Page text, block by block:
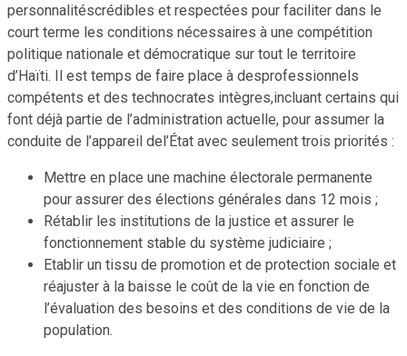
personnalitéscrédibles et respectées pour faciliter dans le
court terme les conditions nécessaires à une compétition
politique nationale et démocratique sur tout le territoire
d’Haïti. Il est temps de faire place à desprofessionnels
compétents et des technocrates intègres,incluant certains qui
font déjà partie de l’administration actuelle, pour assumer la
conduite de l’appareil del’État avec seulement trois priorités :
Mettre en place une machine électorale permanente
pour assurer des élections générales dans 12 mois ;
Rétablir les institutions de la justice et assurer le
fonctionnement stable du système judiciaire ;
Etablir un tissu de promotion et de protection sociale et
réajuster à la baisse le coût de la vie en fonction de
l’évaluation des besoins et des conditions de vie de la
population.